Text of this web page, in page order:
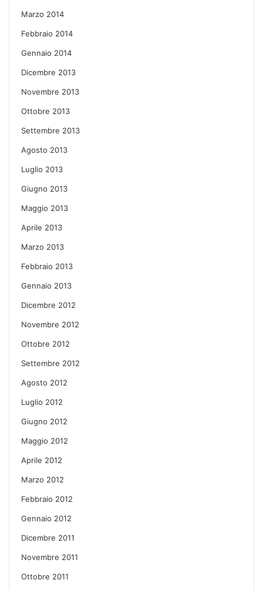
Marzo 2014
Febbraio 2014
Gennaio 2014
Dicembre 2013
Novembre 2013
Ottobre 2013
Settembre 2013
Agosto 2013
Luglio 2013
Giugno 2013
Maggio 2013
Aprile 2013
Marzo 2013
Febbraio 2013
Gennaio 2013
Dicembre 2012
Novembre 2012
Ottobre 2012
Settembre 2012
Agosto 2012
Luglio 2012
Giugno 2012
Maggio 2012
Aprile 2012
Marzo 2012
Febbraio 2012
Gennaio 2012
Dicembre 2011
Novembre 2011
Ottobre 2011